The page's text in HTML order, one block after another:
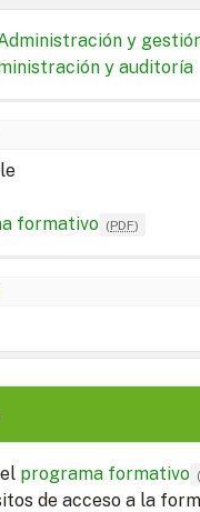
y
y auditoría
formativo (PDF)
programa formativo (
de acceso a la